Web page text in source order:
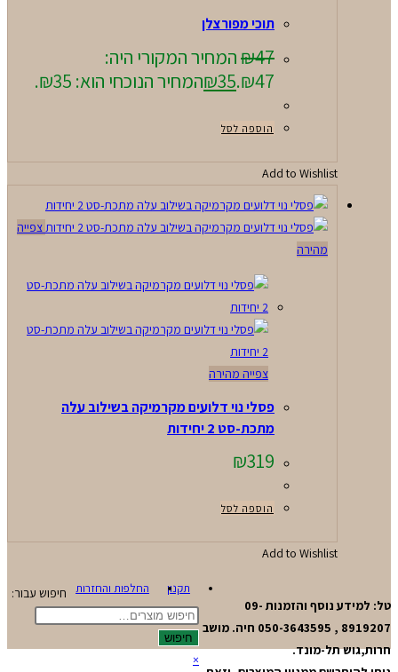
תוכי מפורצלן
₪47
המחיר המקורי היה:
₪47.
₪35 המחיר הנוכחי הוא: ₪35.
הוספה לסל
Add to Wishlist
צפייה
מהירה
צפייה מהירה
פסלי נוי דלועים מקרמיקה בשילוב עלה
מתכת-סט 2 יחידות
₪319
הוספה לסל
Add to Wishlist
טל: למידע נוסף והזמנות 09-
8919207 , 050-3643595 חיה. מושב
חרות,גוש תל-מונד.
תקנון החלפות והחזרות חיפוש עבור:
חיפוש
×